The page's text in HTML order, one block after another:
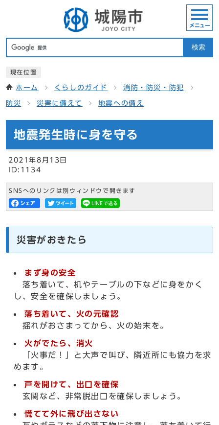
検索
メニュー
現在位置
ホーム くらしのガイド 消防・防災・防犯
防災 災害に備えて 地震への備え
地震発生時に身を守る
2021年8月13日
ID:1134
SNSへのリンクは別ウィンドウで開きます
災害がおきたら
まず身の安全
落ち着いて、机やテーブルの下などに身をかく
し、安全を確保しましょう。
落ち着いて、火の元確認
揺れがおさまってから、火の始末を。
火がでたら、消火
「火事だ！」と大声で叫び、隣近所にも協力を求
めます。
戸を開けて、出口を確保
玄関など、非常脱出口を確保しましょう。
慌てて外に飛び出さない